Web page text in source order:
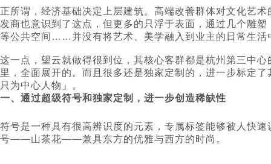
正所谓，经济基础决定上层建筑。高端改善群体对文化艺
发商也意识到了这点，但更多的只浮于表面，通过几个雕
等公共空间……并没有将艺术、美学融入到业主的日常生活
这一点，望云就做得很到位，其核心客群都是杭州第三中
里，全面展开的。而且很多还是独家定制的，进一步标
只为中心人物」。
一、通过超级符号和独家定制，进一步创造稀缺性
符号是一种具有很高辨识度的元素，专属标签能够被人快
号——山茶花——兼具东方的优雅与西方的时尚。